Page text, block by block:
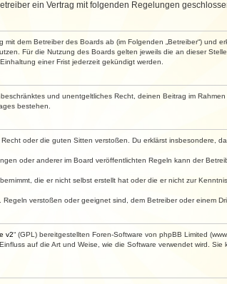
ein Vertrag mit folgenden Regelungen
mit dem Betreiber des Boards ab (im Folgenden „Betreiber“)
Für die Nutzung des Boards gelten jeweils die an dieser
einer Frist jederzeit gekündigt werden.
und unentgeltliches Recht, deinen Beitrag im
bestehen.
oder die guten Sitten verstoßen. Du erklärst insbesondere,
oder anderer im Board veröffentlichten Regeln kann der
die er nicht selbst erstellt hat oder die er nicht zur
verstoßen oder geeignet sind, dem Betreiber oder einem
v2“ (GPL) bereitgestellten Foren-Software von phpBB Limited
auf die Art und Weise, wie die Software verwendet wird.